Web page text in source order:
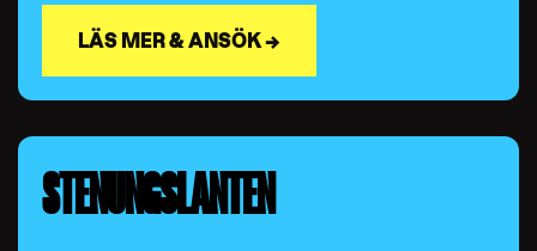
LÄS MER & ANSÖK →
STENUNGSLANTEN